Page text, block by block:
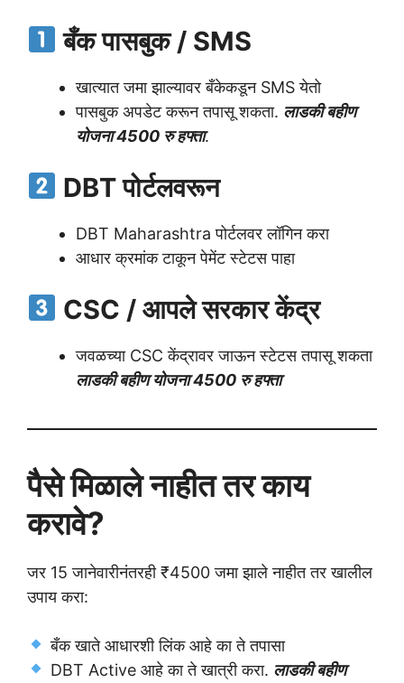
बँक पासबुक / SMS
खात्यात जमा झाल्यावर बँकेकडून SMS येतो
पासबुक अपडेट करून तपासू शकता. लाडकी बहीण
योजना 4500 रु हफ्ता.
DBT पोर्टलवरून
DBT Maharashtra पोर्टलवर लॉगिन करा
आधार क्रमांक टाकून पेमेंट स्टेटस पाहा
CSC / आपले सरकार केंद्र
जवळच्या CSC केंद्रावर जाऊन स्टेटस तपासू शकता
लाडकी बहीण योजना 4500 रु हफ्ता
पैसे मिळाले नाहीत तर काय
करावे?
जर 15 जानेवारीनंतरही ₹4500 जमा झाले नाहीत तर खालील
उपाय करा:
बँक खाते आधारशी लिंक आहे का ते तपासा
DBT Active आहे का ते खात्री करा. लाडकी बहीण